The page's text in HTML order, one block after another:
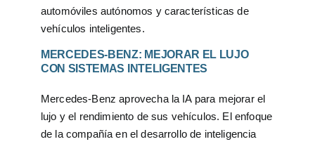
automóviles autónomos y características de
vehículos inteligentes.
MERCEDES-BENZ: MEJORAR EL LUJO
CON SISTEMAS INTELIGENTES
Mercedes-Benz aprovecha la IA para mejorar el
lujo y el rendimiento de sus vehículos. El enfoque
de la compañía en el desarrollo de inteligencia